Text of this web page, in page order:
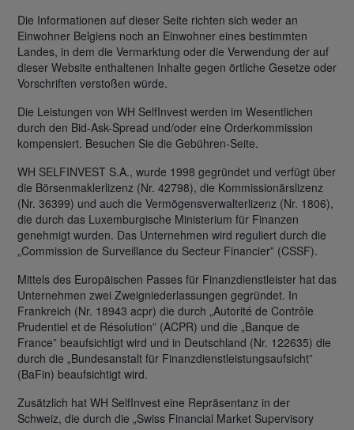
Die Informationen auf dieser Seite richten sich weder an
Einwohner Belgiens noch an Einwohner eines bestimmten
Landes, in dem die Vermarktung oder die Verwendung der auf
dieser Website enthaltenen Inhalte gegen örtliche Gesetze oder
Vorschriften verstoßen würde.
Die Leistungen von WH SelfInvest werden im Wesentlichen
durch den Bid-Ask-Spread und/oder eine Orderkommission
kompensiert. Besuchen Sie die Gebühren-Seite.
WH SELFINVEST S.A., wurde 1998 gegründet und verfügt über
die Börsenmaklerlizenz (Nr. 42798), die Kommissionärslizenz
(Nr. 36399) und auch die Vermögensverwalterlizenz (Nr. 1806),
die durch das Luxemburgische Ministerium für Finanzen
genehmigt wurden. Das Unternehmen wird reguliert durch die
„Commission de Surveillance du Secteur Financier” (CSSF).
Mittels des Europäischen Passes für Finanzdienstleister hat das
Unternehmen zwei Zweigniederlassungen gegründet. In
Frankreich (Nr. 18943 acpr) die durch „Autorité de Contrôle
Prudentiel et de Résolution” (ACPR) und die „Banque de
France” beaufsichtigt wird und in Deutschland (Nr. 122635) die
durch die „Bundesanstalt für Finanzdienstleistungsaufsicht”
(BaFin) beaufsichtigt wird.
Zusätzlich hat WH SelfInvest eine Repräsentanz in der
Schweiz, die durch die „Swiss Financial Market Supervisory